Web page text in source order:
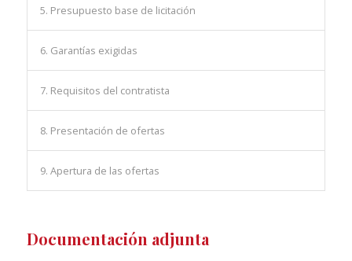
5. Presupuesto base de licitación
6. Garantías exigidas
7. Requisitos del contratista
8. Presentación de ofertas
9. Apertura de las ofertas
Documentación adjunta